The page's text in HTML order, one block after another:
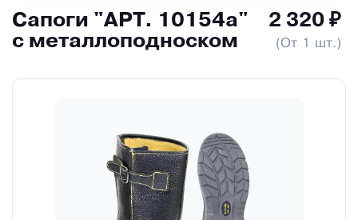
Сапоги "АРТ. 10154а"
с металлоподноском
2 320 ₽
(От 1 шт.)